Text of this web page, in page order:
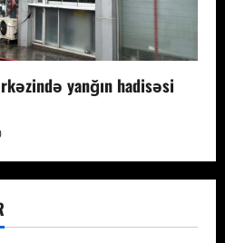
yanğın hadisəsi